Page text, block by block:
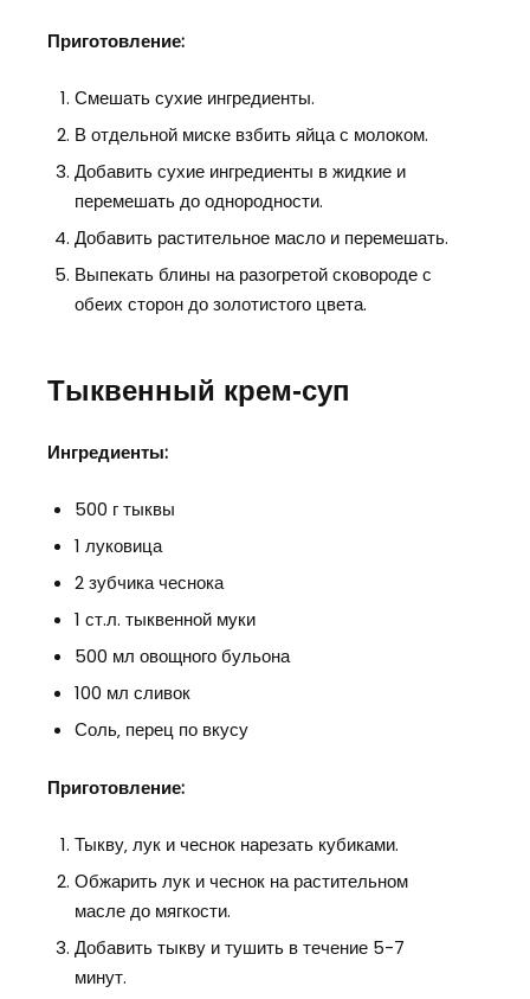
Приготовление:
Смешать сухие ингредиенты.
В отдельной миске взбить яйца с молоком.
Добавить сухие ингредиенты в жидкие и
перемешать до однородности.
Добавить растительное масло и перемешать.
Выпекать блины на разогретой сковороде с
обеих сторон до золотистого цвета.
Тыквенный крем-суп
Ингредиенты:
500 г тыквы
1 луковица
2 зубчика чеснока
1 ст.л. тыквенной муки
500 мл овощного бульона
100 мл сливок
Соль‚ перец по вкусу
Приготовление:
Тыкву‚ лук и чеснок нарезать кубиками.
Обжарить лук и чеснок на растительном
масле до мягкости.
Добавить тыкву и тушить в течение 5-7
минут.